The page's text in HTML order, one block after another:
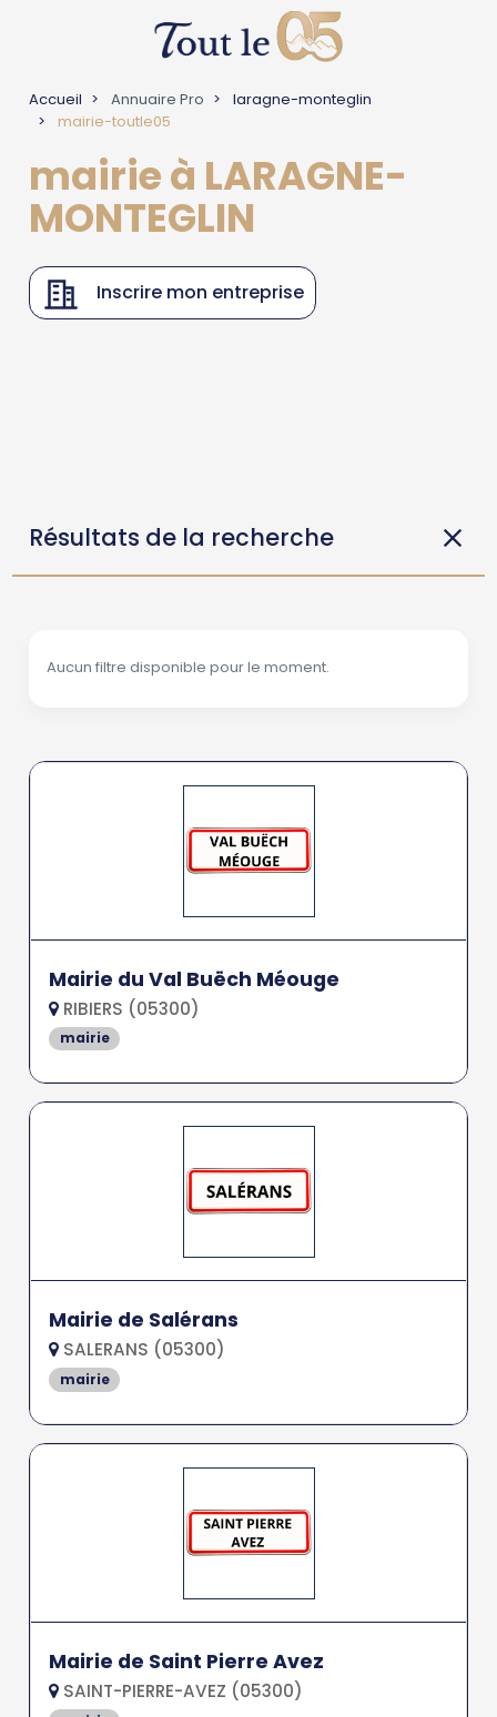
Accueil Annuaire Pro
laragne-monteglin
mairie-toutle05
mairie à LARAGNE-
MONTEGLIN
Inscrire mon entreprise
Résultats de la recherche
Aucun filtre disponible pour le moment.
Mairie du Val Buëch Méouge
RIBIERS (05300)
mairie
Mairie de Salérans
SALERANS (05300)
mairie
Mairie de Saint Pierre Avez
SAINT-PIERRE-AVEZ (05300)